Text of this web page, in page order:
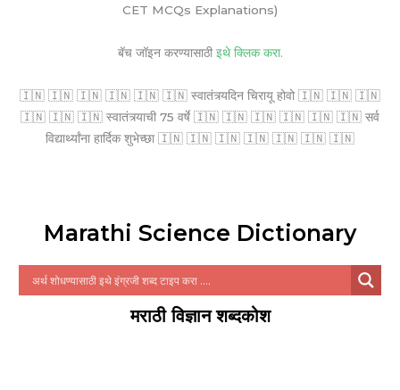
CET MCQs Explanations)
बॅच जॉइन करण्यासाठी इथे क्लिक करा.
🇮🇳 🇮🇳 🇮🇳 🇮🇳 🇮🇳 🇮🇳 स्वातंत्र्यदिन चिरायू होवो 🇮🇳 🇮🇳 🇮🇳
🇮🇳 🇮🇳 🇮🇳 स्वातंत्र्याची 75 वर्षे 🇮🇳 🇮🇳 🇮🇳 🇮🇳 🇮🇳 🇮🇳 सर्व
विद्यार्थ्यांना हार्दिक शुभेच्छा 🇮🇳 🇮🇳 🇮🇳 🇮🇳 🇮🇳 🇮🇳 🇮🇳
Marathi Science Dictionary
मराठी विज्ञान शब्दकोश